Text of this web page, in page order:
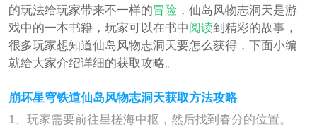
的玩法给玩家带来不一样的冒险 ，仙岛风物志洞天是游
戏中的一本书籍，玩家可以在书中阅读到精彩的故事，
很多玩家想知道仙岛风物志洞天要怎么获得，下面小编
就给大家介绍详细的获取攻略。
崩坏星穹铁道仙岛风物志洞天获取方法攻略
1、玩家需要前往星槎海中枢，然后找到春分的位置。